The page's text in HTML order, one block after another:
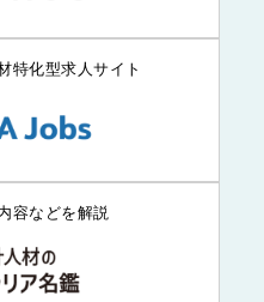
特化型求人サイト
容などを解説